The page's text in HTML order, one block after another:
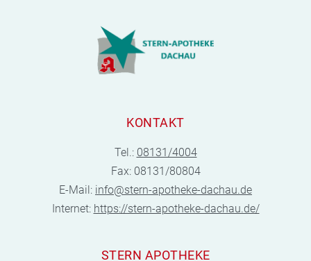
KONTAKT
Tel.: 08131/4004
Fax: 08131/80804
E-Mail: info@stern-apotheke-dachau.de
Internet: https://stern-apotheke-dachau.de/
STERN APOTHEKE